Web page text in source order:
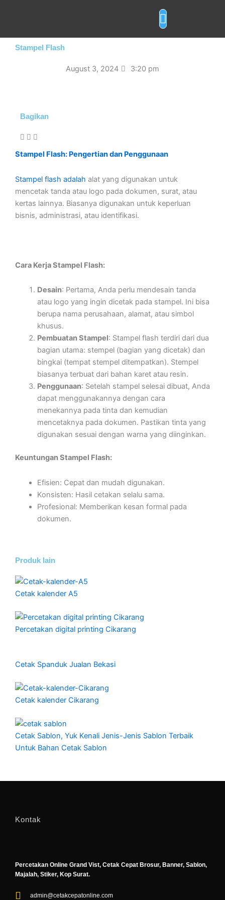
Stampel Flash
August 3, 2024 3:20 pm
Bagikan
Stampel Flash: Pengertian dan Penggunaan
Stampel flash adalah alat yang digunakan untuk
mencetak tanda atau logo pada dokumen, surat, atau
kertas lainnya. Biasanya digunakan untuk keperluan
bisnis, administrasi, atau identifikasi.
Cara Kerja Stampel Flash:
Desain: Pertama, Anda perlu mendesain tanda
atau logo yang ingin dicetak pada stampel. Ini bisa
berupa nama perusahaan, alamat, atau simbol
khusus.
Pembuatan Stampel: Stampel flash terdiri dari dua
bagian utama: stempel (bagian yang dicetak) dan
bingkai (tempat stempel ditempatkan). Stempel
biasanya terbuat dari bahan karet atau resin.
Penggunaan: Setelah stampel selesai dibuat, Anda
dapat menggunakannya dengan cara
menekannya pada tinta dan kemudian
mencetaknya pada dokumen. Pastikan tinta yang
digunakan sesuai dengan warna yang diinginkan.
Keuntungan Stampel Flash:
Efisien: Cepat dan mudah digunakan.
Konsisten: Hasil cetakan selalu sama.
Profesional: Memberikan kesan formal pada
dokumen.
Produk lain
Cetak kalender A5
Percetakan digital printing Cikarang
Cetak Spanduk Jualan Bekasi
Cetak kalender Cikarang
Cetak Sablon, Yuk Kenali Jenis-Jenis Sablon Terbaik
Untuk Bahan Cetak Sablon
Kontak
Percetakan Online Grand Vist, Cetak Cepat Brosur, Banner, Sablon,
Majalah, Stiker, Kop Surat.
admin@cetakcepatonline.com